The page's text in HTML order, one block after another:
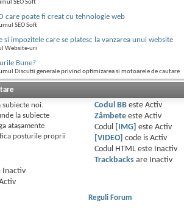
SEO Soft
care poate fi creat cu tehnologie web
SEO Soft
si impozitele care se platesc la vanzarea unui website
Website-uri
Bune?
Discutii generale privind optimizarea si motoarele de cautare
subiecte noi.
la subiecte
ataşamente
posturile proprii
Codul BBeste Activ
Zâmbeteeste Activ
Codul
[IMG] este Activ
[VIDEO]
code is Activ
Codul HTML este
Inactiv
Trackbacksare
Inactiv
Inactiv
Reguli Forum